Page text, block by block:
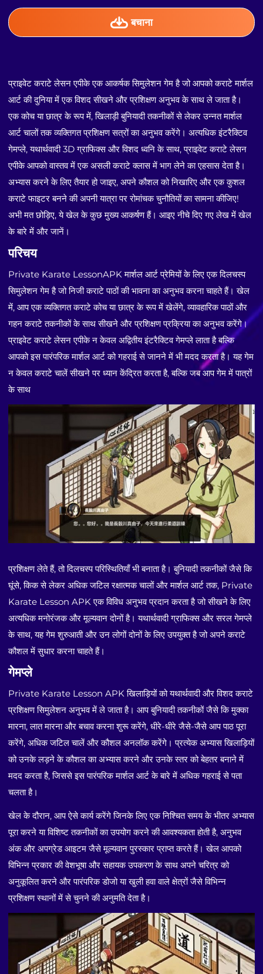
बचाना
प्राइवेट कराटे लेसन एपीके एक आकर्षक सिमुलेशन गेम है जो आपको कराटे मार्शल
आर्ट की दुनिया में एक विशद सीखने और प्रशिक्षण अनुभव के साथ ले जाता है।
एक कोच या छात्र के रूप में, खिलाड़ी बुनियादी तकनीकों से लेकर उन्नत मार्शल
आर्ट चालों तक व्यक्तिगत प्रशिक्षण सत्रों का अनुभव करेंगे। अत्यधिक इंटरैक्टिव
गेमप्ले, यथार्थवादी 3D ग्राफिक्स और विशद ध्वनि के साथ, प्राइवेट कराटे लेसन
एपीके आपको वास्तव में एक असली कराटे क्लास में भाग लेने का एहसास देता है।
अभ्यास करने के लिए तैयार हो जाइए, अपने कौशल को निखारिए और एक कुशल
कराटे फाइटर बनने की अपनी यात्रा पर रोमांचक चुनौतियों का सामना कीजिए!
अभी मत छोड़िए, ये खेल के कुछ मुख्य आकर्षण हैं। आइए नीचे दिए गए लेख में खेल
के बारे में और जानें।
परिचय
Private Karate LessonAPK मार्शल आर्ट प्रेमियों के लिए एक दिलचस्प
सिमुलेशन गेम है जो निजी कराटे पाठों की भावना का अनुभव करना चाहते हैं। खेल
में, आप एक व्यक्तिगत कराटे कोच या छात्र के रूप में खेलेंगे, व्यावहारिक पाठों और
गहन कराटे तकनीकों के साथ सीखने और प्रशिक्षण प्रक्रिया का अनुभव करेंगे।
प्राइवेट कराटे लेसन एपीके न केवल अद्वितीय इंटरैक्टिव गेमप्ले लाता है बल्कि
आपको इस पारंपरिक मार्शल आर्ट को गहराई से जानने में भी मदद करता है। यह गेम
न केवल कराटे चालें सीखने पर ध्यान केंद्रित करता है, बल्कि जब आप गेम में पात्रों
के साथ
प्रशिक्षण लेते हैं, तो दिलचस्प परिस्थितियाँ भी बनाता है। बुनियादी तकनीकों जैसे कि
घूंसे, किक से लेकर अधिक जटिल रक्षात्मक चालों और मार्शल आर्ट तक, Private
Karate Lesson APK एक विविध अनुभव प्रदान करता है जो सीखने के लिए
अत्यधिक मनोरंजक और मूल्यवान दोनों है। यथार्थवादी ग्राफिक्स और सरल गेमप्ले
के साथ, यह गेम शुरुआती और उन लोगों दोनों के लिए उपयुक्त है जो अपने कराटे
कौशल में सुधार करना चाहते हैं।
गेमप्ले
Private Karate Lesson APK खिलाड़ियों को यथार्थवादी और विशद कराटे
प्रशिक्षण सिमुलेशन अनुभव में ले जाता है। आप बुनियादी तकनीकों जैसे कि मुक्का
मारना, लात मारना और बचाव करना शुरू करेंगे, धीरे-धीरे जैसे-जैसे आप पाठ पूरा
करेंगे, अधिक जटिल चालें और कौशल अनलॉक करेंगे। प्रत्येक अभ्यास खिलाड़ियों
को उनके लड़ने के कौशल का अभ्यास करने और उनके स्तर को बेहतर बनाने में
मदद करता है, जिससे इस पारंपरिक मार्शल आर्ट के बारे में अधिक गहराई से पता
चलता है।
खेल के दौरान, आप ऐसे कार्य करेंगे जिनके लिए एक निश्चित समय के भीतर अभ्यास
पूरा करने या विशिष्ट तकनीकों का उपयोग करने की आवश्यकता होती है, अनुभव
अंक और अपग्रेड आइटम जैसे मूल्यवान पुरस्कार प्राप्त करते हैं। खेल आपको
विभिन्न प्रकार की वेशभूषा और सहायक उपकरण के साथ अपने चरित्र को
अनुकूलित करने और पारंपरिक डोजो या खुली हवा वाले क्षेत्रों जैसे विभिन्न
प्रशिक्षण स्थानों में से चुनने की अनुमति देता है।